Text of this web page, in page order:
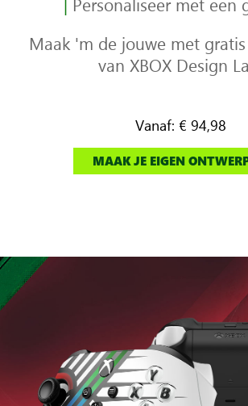
Maak 'm de jouwe met
van XBOX Design
Vanaf: € 94,98
MAAK JE EIGEN